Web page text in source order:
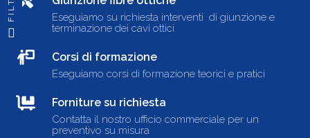
Eseguiamo su richiesta interventi di giunzione e
terminazione dei cavi ottici
Corsi di formazione
Eseguiamo corsi di formazione teorici e pratici
Forniture su richiesta
Contatta il nostro ufficio commerciale per un
preventivo su misura